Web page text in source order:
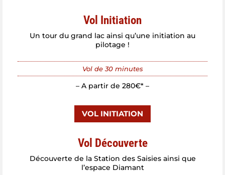
Vol Initiation
Un tour du grand lac ainsi qu’une initiation au
pilotage !
Vol de 30 minutes
– A partir de 280€* –
VOL INITIATION
Vol Découverte
Découverte de la Station des Saisies ainsi que
l’espace Diamant